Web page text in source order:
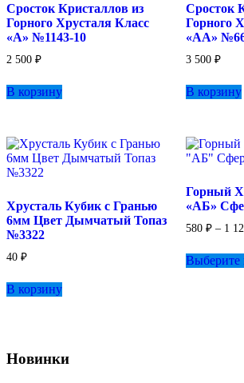
Сросток Кристаллов из
Горного Хрусталя Класс
«А» №1143-10
2 500 ₽
В корзину
Сросток
Горного
«АА»
3 500 ₽
В корзину
Хрусталь Кубик с Гранью
6мм Цвет Дымчатый Топаз
№3322
40 ₽
В корзину
Горный
«АБ»
580 ₽ – 1
Выберите
Новинки